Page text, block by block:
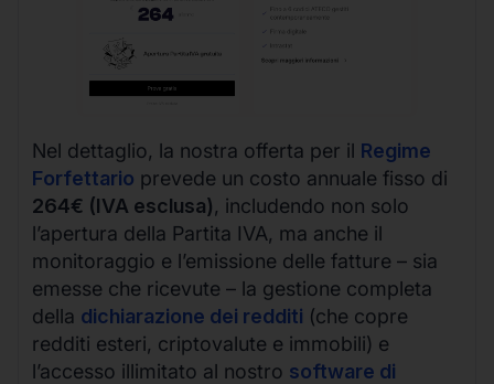
Nel dettaglio, la nostra offerta per il Regime
Forfettario prevede un costo annuale fisso di
264€ (IVA esclusa), includendo non solo
l’apertura della Partita IVA, ma anche il
monitoraggio e l’emissione delle fatture – sia
emesse che ricevute – la gestione completa
della dichiarazione dei redditi (che copre
redditi esteri, criptovalute e immobili) e
l’accesso illimitato al nostro software di